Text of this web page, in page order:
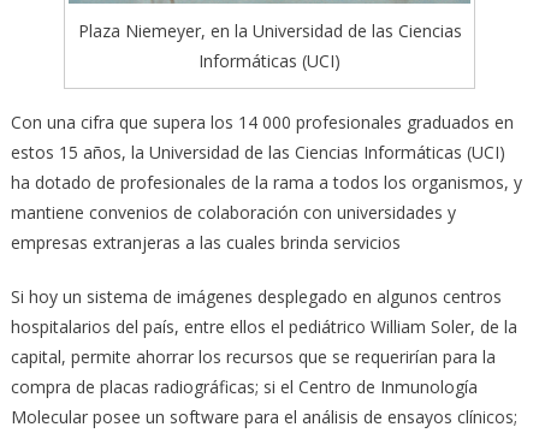
Plaza Niemeyer, en la Universidad de las Ciencias
Informáticas (UCI)
Con una cifra que supera los 14 000 profesionales graduados en
estos 15 años, la Universidad de las Ciencias Informáticas (UCI)
ha dotado de profesionales de la rama a todos los organismos, y
mantiene convenios de colaboración con universidades y
empresas extranjeras a las cuales brinda servicios
Si hoy un sistema de imágenes desplegado en algunos centros
hospitalarios del país, entre ellos el pediátrico William Soler, de la
capital, permite ahorrar los recursos que se requerirían para la
compra de placas radiográficas; si el Centro de Inmunología
Molecular posee un software para el análisis de ensayos clínicos;